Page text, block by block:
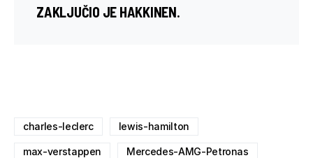
ZAKLJUČIO JE HAKKINEN.
charles-leclerc lewis-hamilton
max-verstappen Mercedes-AMG-Petronas